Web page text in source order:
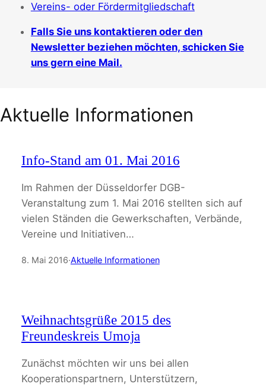
Vereins- oder Fördermitgliedschaft
Falls Sie uns kontaktieren oder den
Newsletter beziehen möchten, schicken Sie
uns gern eine Mail.
Aktuelle Informationen
Info-Stand am 01. Mai 2016
Im Rahmen der Düsseldorfer DGB-
Veranstaltung zum 1. Mai 2016 stellten sich auf
vielen Ständen die Gewerkschaften, Verbände,
Vereine und Initiativen…
8. Mai 2016·Aktuelle Informationen
Weihnachtsgrüße 2015 des
Freundeskreis Umoja
Zunächst möchten wir uns bei allen
Kooperationspartnern, Unterstützern,